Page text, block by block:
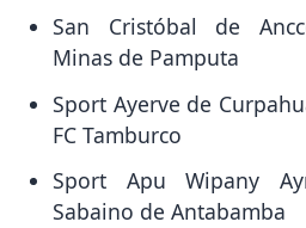
San Cristóbal de
Minas de Pamputa
Sport Ayerve de
FC Tamburco
Sport Apu Wipany
Sabaino de Antabamba